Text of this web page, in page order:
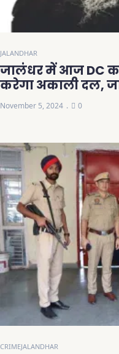
JALANDHAR
जालंधर में आज DC
करेगा अकाली दल,
November 5, 2024 0
CRIMEJALANDHAR